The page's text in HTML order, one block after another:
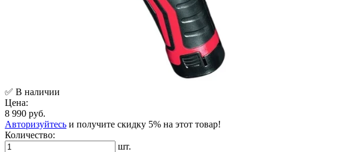
✅ В наличии
Цена:
8 990 руб.
Авторизуйтесь и получите скидку 5% на этот товар!
Количество:
шт.